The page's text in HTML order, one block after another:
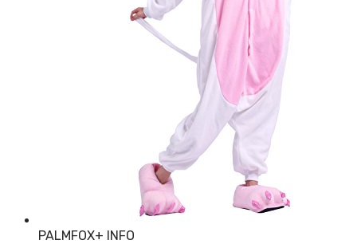
PALMFOX+ INFO